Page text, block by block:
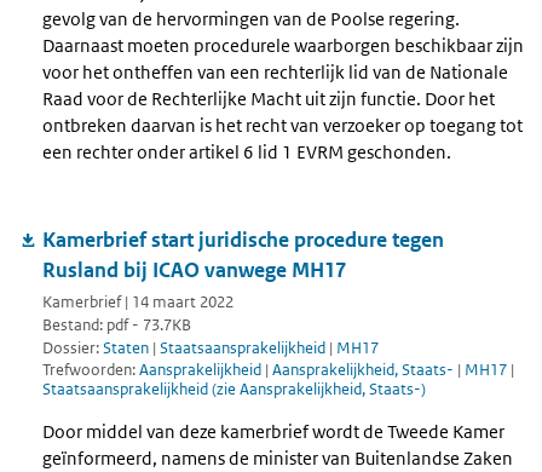
gevolg van de hervormingen van de Poolse regering.
Daarnaast moeten procedurele waarborgen beschikbaar zijn
voor het ontheffen van een rechterlijk lid van de Nationale
Raad voor de Rechterlijke Macht uit zijn functie. Door het
ontbreken daarvan is het recht van verzoeker op toegang tot
een rechter onder artikel 6 lid 1 EVRM geschonden.
Kamerbrief start juridische procedure tegen
Rusland bij ICAO vanwege MH17
Kamerbrief | 14 maart 2022
Bestand: pdf - 73.7KB
Dossier:Staten | Staatsaansprakelijkheid | MH17
Trefwoorden:Aansprakelijkheid | Aansprakelijkheid, Staats- | MH17 |
Staatsaansprakelijkheid (zie Aansprakelijkheid, Staats-)
Door middel van deze kamerbrief wordt de Tweede Kamer
geïnformeerd, namens de minister van Buitenlandse Zaken